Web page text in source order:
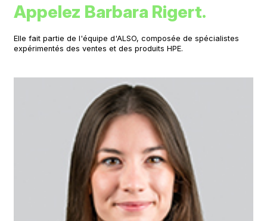
Appelez Barbara Rigert.
Elle fait partie de l'équipe d'ALSO, composée de spécialistes
expérimentés des ventes et des produits HPE.